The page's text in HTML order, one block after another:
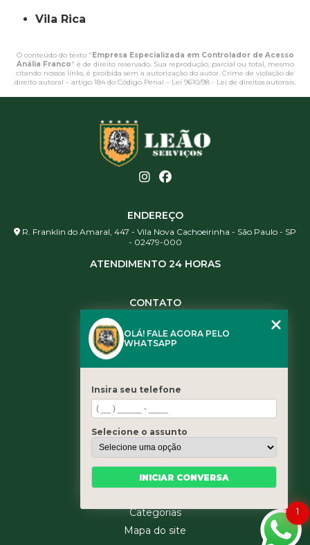
Vila Rica
O conteúdo do texto "Empresa Especializada em Controlador de Acesso
Anália Franco" é de direito reservado. Sua reprodução, parcial ou total, mesmo
citando nossos links, é proibida sem a autorização do autor. Crime de violação de
direito autoral – artigo 184 do Código Penal – Lei 9610/98 - Lei de direitos autorais.
ENDEREÇO
R. Franklin do Amaral, 447 - Vila Nova Cachoeirinha - São Paulo - SP
- 02479-000
ATENDIMENTO 24 HORAS
CONTATO
(11) 3461-5871
contato@leaoservicos.com.br
Home
Quem somos
Serviços
Blog
Categorias
Mapa do site
1
OLÁ! FALE AGORA PELO
WHATSAPP
Insira seu telefone
Selecione o assunto
INICIAR CONVERSA